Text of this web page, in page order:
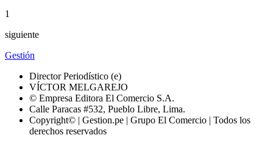
1
siguiente
Gestión
Director Periodístico (e)
VÍCTOR MELGAREJO
© Empresa Editora El Comercio S.A.
Calle Paracas #532, Pueblo Libre, Lima.
Copyright© | Gestion.pe | Grupo El Comercio | Todos los
derechos reservados